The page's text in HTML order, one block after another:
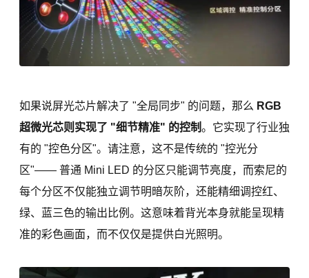
如果说屏光芯片解决了 "全局同步" 的问题，那么 RGB
超微光芯则实现了 "细节精准" 的控制。它实现了行业独
有的 "控色分区"。请注意，这不是传统的 "控光分
区"—— 普通 Mini LED 的分区只能调节亮度，而索尼的
每个分区不仅能独立调节明暗灰阶，还能精细调控红、
绿、蓝三色的输出比例。这意味着背光本身就能呈现精
准的彩色画面，而不仅仅是提供白光照明。